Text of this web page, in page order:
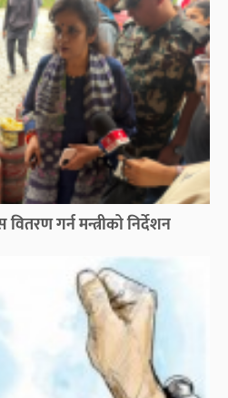
वितरण गर्न मन्त्रीको निर्देशन